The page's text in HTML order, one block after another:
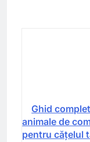
Ghid
animale de
pentru cățelul